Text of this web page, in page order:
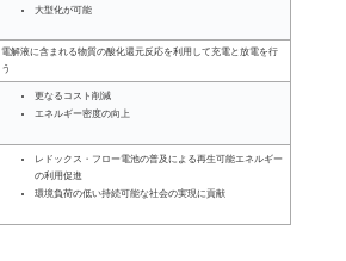
大型化が可能
電解液に含まれる物質の酸化還元反応を利用して充電と放電を行
う
更なるコスト削減
エネルギー密度の向上
レドックス・フロー電池の普及による再生可能エネルギー
の利用促進
環境負荷の低い持続可能な社会の実現に貢献